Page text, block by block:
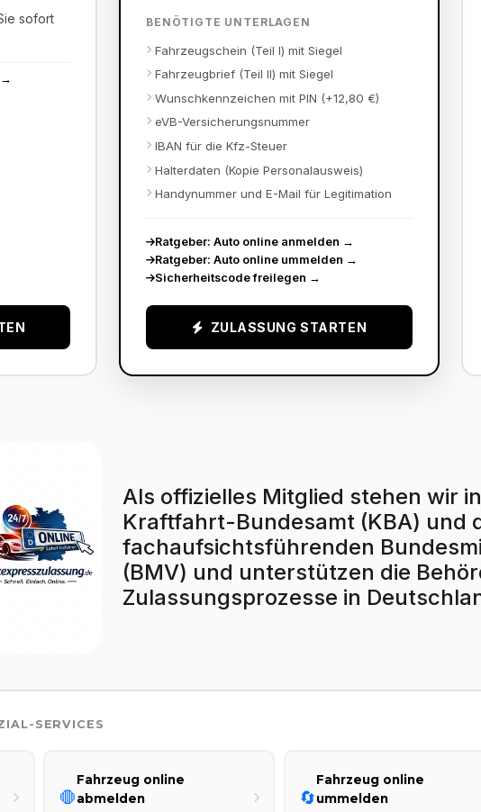
sofort
→
BENÖTIGTE UNTERLAGEN
Fahrzeugschein (Teil I) mit Siegel
Fahrzeugbrief (Teil II) mit Siegel
Wunschkennzeichen mit PIN (+12,80 €)
eVB-Versicherungsnummer
IBAN für die Kfz-Steuer
Halterdaten (Kopie Personalausweis)
Handynummer und E-Mail für Legitimation
Ratgeber: Auto online anmelden →
Ratgeber: Auto online ummelden →
Sicherheitscode freilegen →
ZULASSUNG STARTEN
Als offizielles Mitglied stehen wir
Kraftfahrt-Bundesamt (KBA) und
fachaufsichtsführenden
(BMV) und unterstützen die
Zulassungsprozesse in
SERVICES
🛑
Fahrzeug online
abmelden
🔄
Fahrzeug online
ummelden